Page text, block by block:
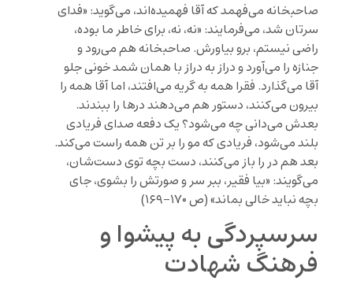
صاحبخانه می‌فهمد که آقا فهمیده‌اند، می‌گوید: «فدای
سرتان شد، می‌فرمایند: «نه، نه، برای خاطر ما بوده،
راضی نیستم، برو بیاورش. صاحبخانه هم می‌رود و
جنازه را می‌آورد و دراز به دراز با همان شمد خونی جلو
آقا می‌گذارد. فقرا همه به گریه می‌افتند، اما آقا همه را
بیرون می‌کنند، دستور هم می‌دهند درها را ببندند.
بعدش می‌دانی چه می‌شود؟ یک دفعه صدای فریادی
بلند می‌شود، فریادی که مو را بر تن همه راست می‌کند.
بعد هم در را باز می‌کنند، دست بچه توی دست‌شان،
می‌گویند: «بیا فقیر، ببر سر و صورتش را بشوی، جای
بچه نباید خالی بماند» (ص ۱۷۰-۱۶۹)
سرسپردگی به پیشوا و
فرهنگ شهادت